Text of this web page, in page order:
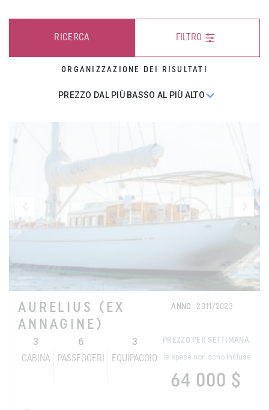
RICERCA FILTRO
ORGANIZZAZIONE DEI RISULTATI
AURELIUS (EX
ANNAGINE)
ANNO 2011/2023
3
CABINA
6
PASSEGGERI
3
EQUIPAGGIO
PREZZO PER SETTIMANA
le spese non sono incluse
64 000 $